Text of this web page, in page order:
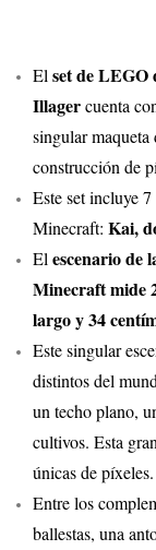
Elset de LEGO
Illagercuenta
singular
construcción de
Este set incluye
Minecraft: Kai,
Elescenario de
Minecraft mide
largo y 34
Este singular
distintos del
un techo plano,
cultivos. Esta
únicas de píxeles.
Entre los
ballestas, una